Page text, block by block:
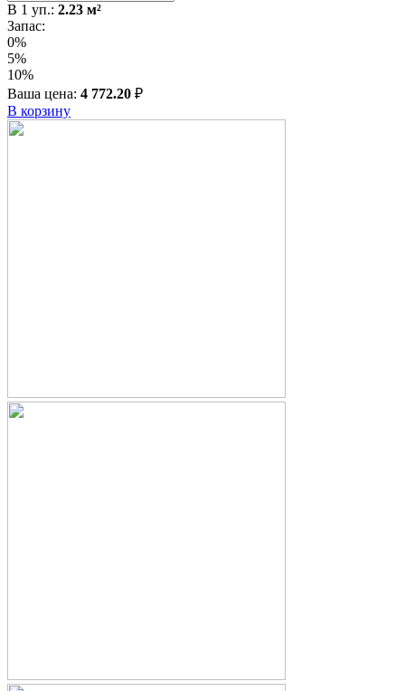
В 1 уп.: 2.23 м²
Запас:
0%
5%
10%
Ваша цена: 4 772.20 ₽
В корзину